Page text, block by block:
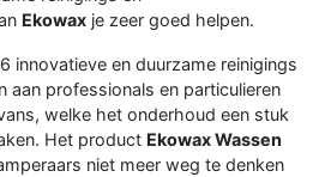
Ekowax je zeer goed helpen.
innovatieve en duurzame reinigings
aan professionals en particulieren
welke het onderhoud een stuk
Het product Ekowax Wassen
niet meer weg te denken